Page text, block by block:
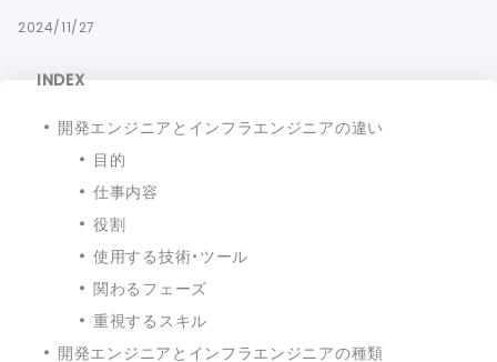
2024/11/27
INDEX
開発エンジニアとインフラエンジニアの違い
目的
仕事内容
役割
使用する技術・ツール
関わるフェーズ
重視するスキル
開発エンジニアとインフラエンジニアの種類